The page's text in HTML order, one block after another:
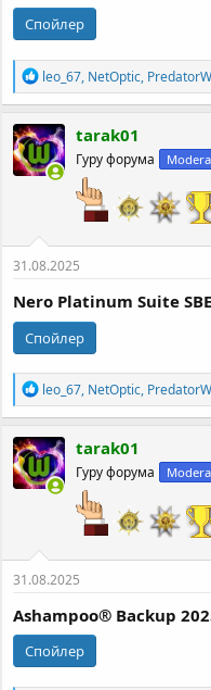
Спойлер
Р
е
а
к
ц
и
и
leo_67, NetOptic,
tarak01
Гуру форума
31.08.2025
Nero Platinum Suite
Спойлер
Р
е
а
к
ц
и
и
leo_67, NetOptic,
tarak01
Гуру форума
31.08.2025
Ashampoo® Backup
Спойлер